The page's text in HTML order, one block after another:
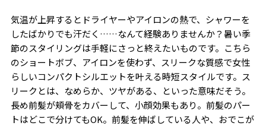
気温が上昇するとドライヤーやアイロンの熱で、シャワーを
したばかりでも汗だく……なんて経験ありませんか？暑い季
節のスタイリングは手軽にさっと終えたいものです。こちら
のショートボブ、アイロンを使わず、スリークな質感で女性
らしいコンパクトシルエットを叶える時短スタイルです。ス
リークとは、なめらか、ツヤがある、といった意味だそう。
長め前髪が頬骨をカバーして、小顔効果もあり。前髪のパー
トはどこで分けてもOK。前髪を伸ばしている人や、おでこが